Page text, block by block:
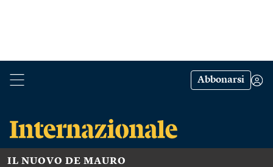
Abbonarsi
IL NUOVO DE MAURO